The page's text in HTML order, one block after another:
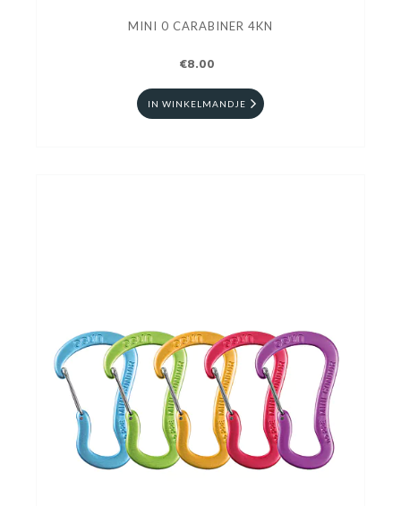
MINI 0 CARABINER 4KN
€8.00
IN WINKELMANDJE